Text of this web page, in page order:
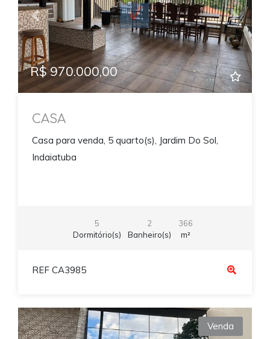
Previous Next
R$ 970.000,00
CASA
Casa para venda, 5 quarto(s), Jardim Do Sol,
Indaiatuba
5
Dormitório(s)
2
Banheiro(s)
366
m²
REF CA3985
Venda